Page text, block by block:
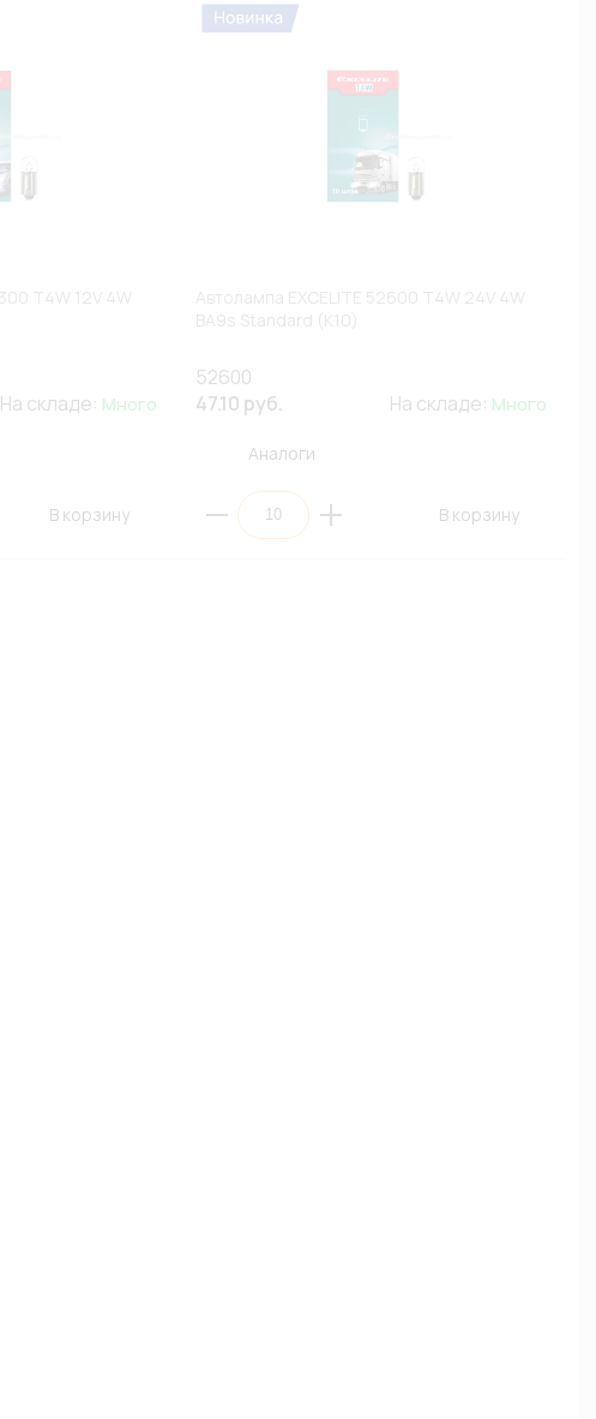
На складе: Много
В корзину
52600
47.10 руб.
На складе: Много
Аналоги
В корзину